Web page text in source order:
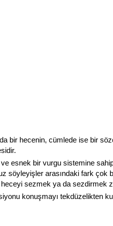
bir hecenin, cümlede ise bir
esnek bir vurgu sistemine
söyleyişler arasındaki fark çok
sezmek ya da sezdirmek
konuşmayı tekdüzelikten